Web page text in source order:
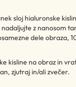
sloj hialuronske
z nanosom
dele obraza,
kisline na obraz in
zjutraj in/ali zvečer.